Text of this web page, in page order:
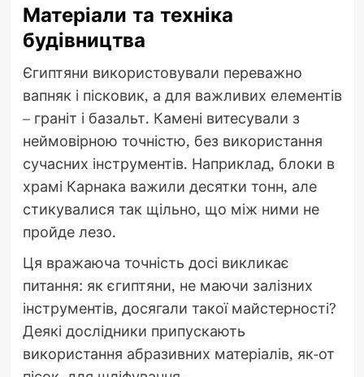
Матеріали та техніка
будівництва
Єгиптяни використовували переважно
вапняк і пісковик, а для важливих елементів
– граніт і базальт. Камені витесували з
неймовірною точністю, без використання
сучасних інструментів. Наприклад, блоки в
храмі Карнака важили десятки тонн, але
стикувалися так щільно, що між ними не
пройде лезо.
Ця вражаюча точність досі викликає
питання: як єгиптяни, не маючи залізних
інструментів, досягали такої майстерності?
Деякі дослідники припускають
використання абразивних матеріалів, як-от